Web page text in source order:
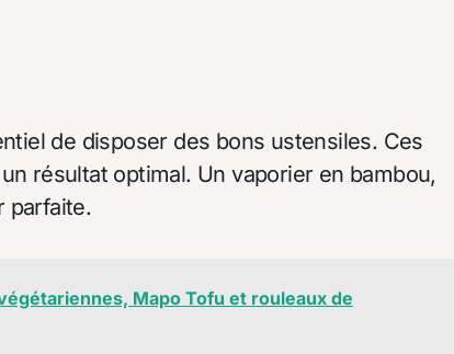
de disposer des bons ustensiles. Ces
résultat optimal. Un vaporier en bambou,
parfaite.
Mapo Tofu et rouleaux de